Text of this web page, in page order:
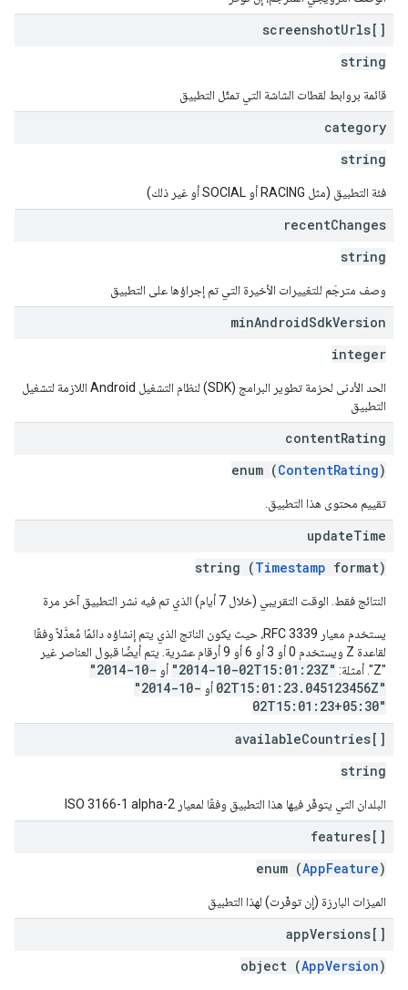
screenshotUrls[]
string
قائمة بروابط لقطات الشاشة التي تمثّل التطبيق
category
string
فئة التطبيق (مثل RACING أو SOCIAL أو غير ذلك)
recentChanges
string
وصف مترجَم للتغييرات الأخيرة التي تم إجراؤها على التطبيق
minAndroidSdkVersion
integer
الحد الأدنى لحزمة تطوير البرامج (SDK) لنظام التشغيل Android اللازمة لتشغيل
التطبيق
contentRating
enum (ContentRating)
تقييم محتوى هذا التطبيق.
updateTime
string (Timestamp format)
النتائج فقط. الوقت التقريبي (خلال 7 أيام) الذي تم فيه نشر التطبيق آخر مرة
يستخدم معيار RFC 3339، حيث يكون الناتج الذي يتم إنشاؤه دائمًا مُعدَّلاً وفقًا
لقاعدة Z ويستخدم 0 أو 3 أو 6 أو 9 أرقام عشرية. يتم أيضًا قبول العناصر غير
"Z". أمثلة:
"2014-10-02T15:01:23Z" أو "2014-10-
02T15:01:23.045123456Z" أو "2014-10-
02T15:01:23+05:30"
availableCountries[]
string
البلدان التي يتوفّر فيها هذا التطبيق وفقًا لمعيار ISO 3166-1 alpha-2
features[]
enum (AppFeature)
الميزات البارزة (إن توفّرت) لهذا التطبيق
appVersions[]
object (AppVersion)